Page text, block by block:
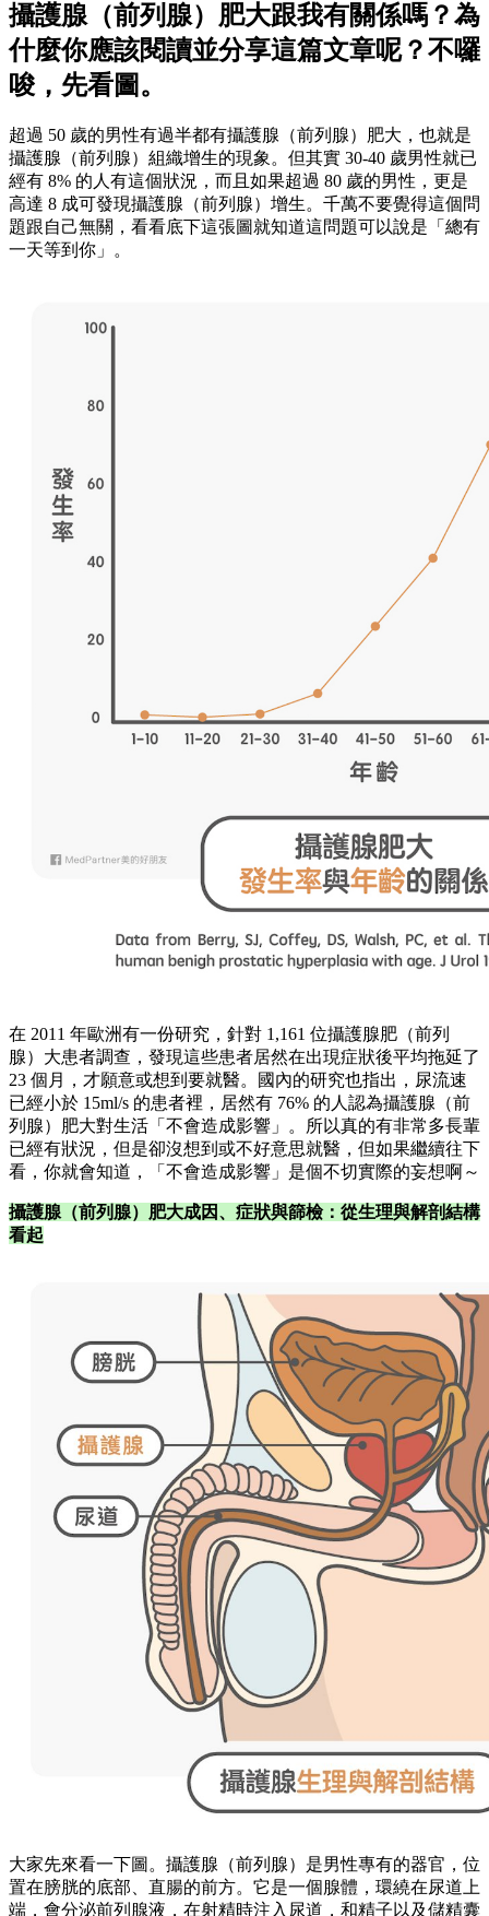
攝護腺（前列腺）肥大跟我有關係嗎？為
什麼你應該閱讀並分享這篇文章呢？不囉
唆，先看圖。
超過 50 歲的男性有過半都有攝護腺（前列腺）肥大，也就是
攝護腺（前列腺）組織增生的現象。但其實 30-40 歲男性就已
經有 8% 的人有這個狀況，而且如果超過 80 歲的男性，更是
高達 8 成可發現攝護腺（前列腺）增生。千萬不要覺得這個問
題跟自己無關，看看底下這張圖就知道這問題可以說是「總有
一天等到你」。
在 2011 年歐洲有一份研究，針對 1,161 位攝護腺肥（前列
腺）大患者調查，發現這些患者居然在出現症狀後平均拖延了
23 個月，才願意或想到要就醫。國內的研究也指出，尿流速
已經小於 15ml/s 的患者裡，居然有 76% 的人認為攝護腺（前
列腺）肥大對生活「不會造成影響」。所以真的有非常多長輩
已經有狀況，但是卻沒想到或不好意思就醫，但如果繼續往下
看，你就會知道，「不會造成影響」是個不切實際的妄想啊～
攝護腺（前列腺）肥大成因、症狀與篩檢：從生理與解剖結構
看起
大家先來看一下圖。攝護腺（前列腺）是男性專有的器官，位
置在膀胱的底部、直腸的前方。它是一個腺體，環繞在尿道上
端，會分泌前列腺液，在射精時注入尿道，和精子以及儲精囊